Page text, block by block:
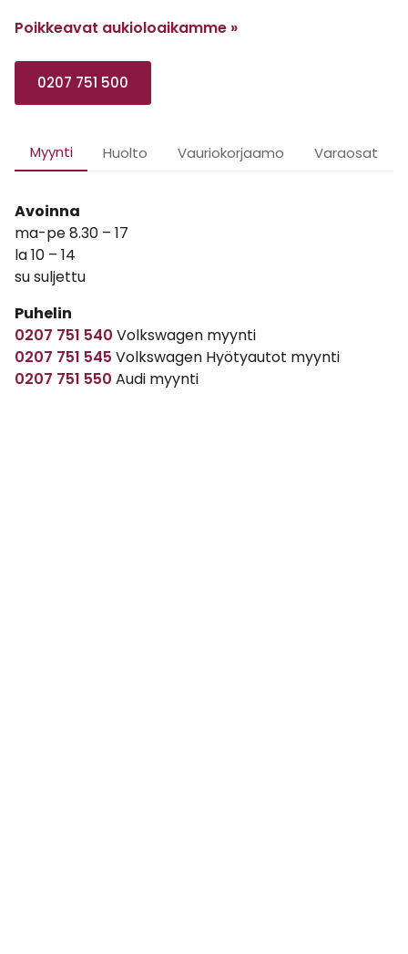
Poikkeavat aukioloaikamme »
0207 751 500
Myynti Huolto Vauriokorjaamo Varaosat
Avoinna
ma-pe 8.30 – 17
la 10 – 14
su suljettu
Puhelin
0207 751 540 Volkswagen myynti
0207 751 545 Volkswagen Hyötyautot myynti
0207 751 550 Audi myynti